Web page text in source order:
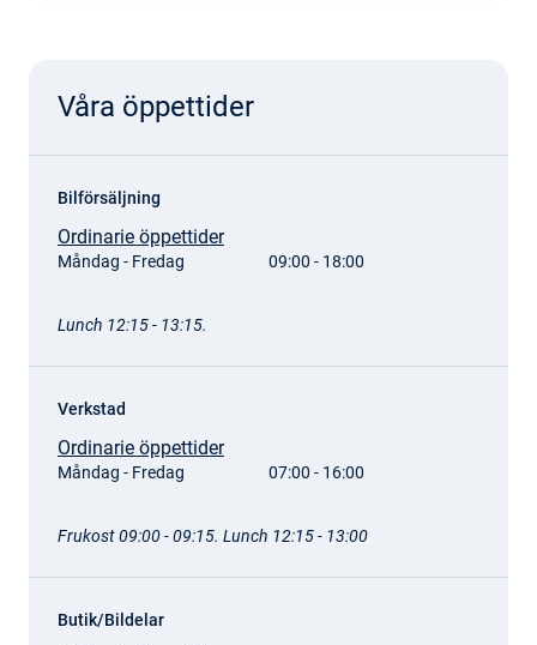
Våra öppettider
Bilförsäljning
Ordinarie öppettider
Måndag - Fredag 09:00 - 18:00
Lunch 12:15 - 13:15.
Verkstad
Ordinarie öppettider
Måndag - Fredag 07:00 - 16:00
Frukost 09:00 - 09:15. Lunch 12:15 - 13:00
Butik/Bildelar